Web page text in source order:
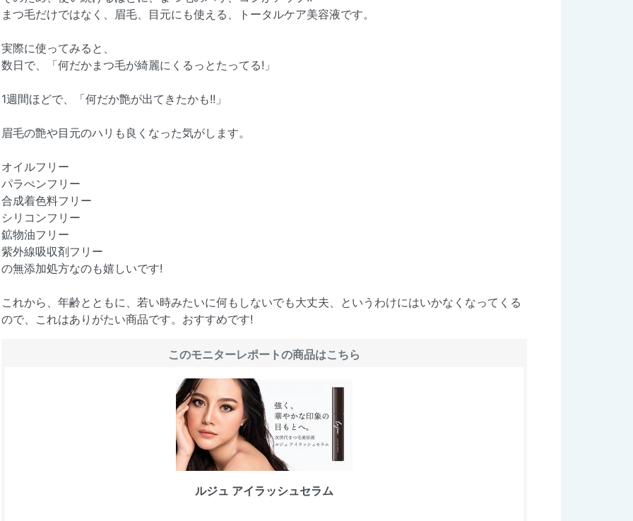
まつ毛だけではなく、眉毛、目元にも使える、トータルケア美容液です。
実際に使ってみると、
数日で、「何だかまつ毛が綺麗にくるっとたってる!」
1週間ほどで、「何だか艶が出てきたかも!!」
眉毛の艶や目元のハリも良くなった気がします。
オイルフリー
パラぺンフリー
合成着色料フリー
シリコンフリー
鉱物油フリー
紫外線吸収剤フリー
の無添加処方なのも嬉しいです!
これから、年齢とともに、若い時みたいに何もしないでも大丈夫、というわけにはいかなくなってくる
ので、これはありがたい商品です。おすすめです!
このモニターレポートの商品はこちら
ルジュ アイラッシュセラム